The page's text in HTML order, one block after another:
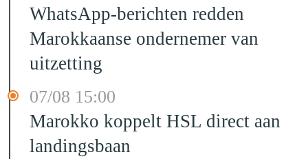
WhatsApp-berichten redden
Marokkaanse ondernemer van
uitzetting
07/08 15:00
Marokko koppelt HSL direct aan
landingsbaan